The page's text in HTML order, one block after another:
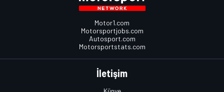
Motor1.com
Motorsportjobs.com
Autosport.com
Motorsportstats.com
İletişim